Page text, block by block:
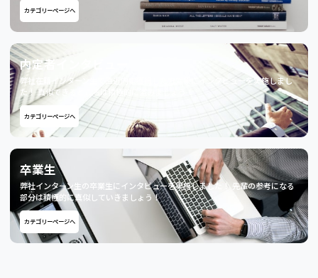
カテゴリーページへ
内定者インタビュー
弊社在籍インターン生で直近内定獲得した方対象にインタビューを実施しまし
た！ 真似できるところは積極的に盗みましょう！
カテゴリーページへ
卒業生
弊社インターン生の卒業生にインタビューを実施しました！ 先輩の参考になる
部分は積極的に真似していきましょう！
カテゴリーページへ